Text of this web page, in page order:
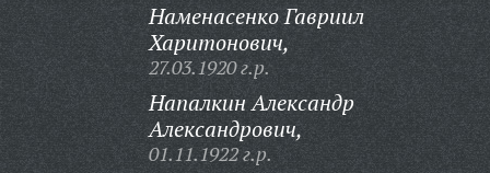
Наменасенко Гавриил
Харитонович,
27.03.1920 г.р.
Напалкин Александр
Александрович,
01.11.1922 г.р.